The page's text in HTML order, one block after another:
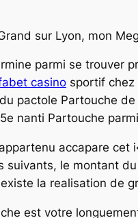
sur Lyon, mon
parmi se trouver
casino sportif chez
pactole Partouche
nanti Partouche
accapare
suivants, le montant
la realisation de
est votre